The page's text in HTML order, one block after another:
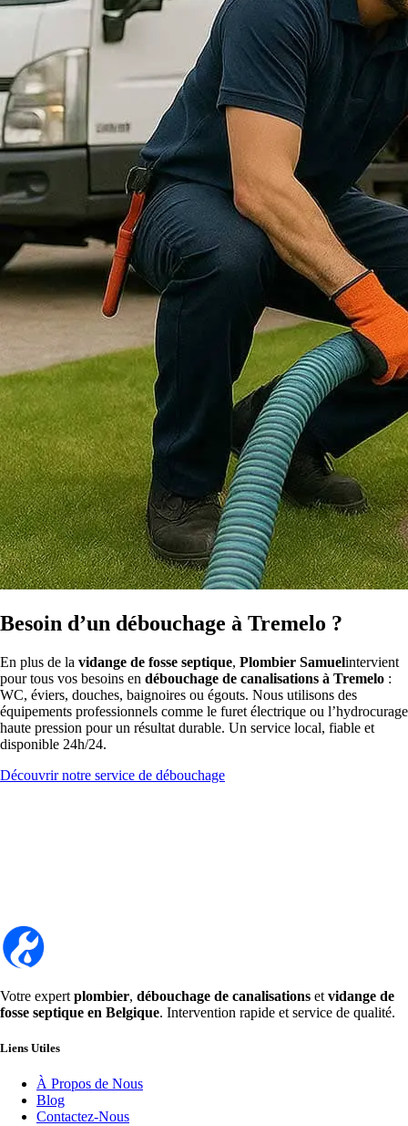
Besoin d’un débouchage à Tremelo ?
En plus de la vidange de fosse septique, Plombier Samuelintervient
pour tous vos besoins en débouchage de canalisations à Tremelo :
WC, éviers, douches, baignoires ou égouts. Nous utilisons des
équipements professionnels comme le furet électrique ou l’hydrocurage
haute pression pour un résultat durable. Un service local, fiable et
disponible 24h/24.
Découvrir notre service de débouchage
Votre expert plombier, débouchage de canalisations et vidange de
fosse septique en Belgique. Intervention rapide et service de qualité.
Liens Utiles
À Propos de Nous
Blog
Contactez-Nous